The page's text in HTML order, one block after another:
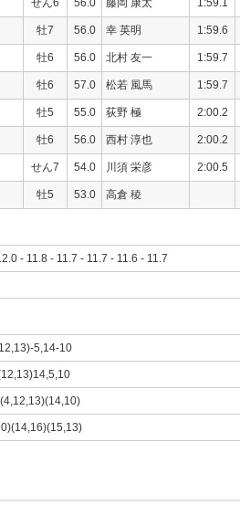
せん6 56.0 藤岡 康太 1:59.1
牡7 56.0 幸 英明 1:59.6
牡6 56.0 北村 友一 1:59.7
牡6 57.0 松若 風馬 1:59.7
牡5 55.0 荻野 極 2:00.2
牡6 56.0 西村 淳也 2:00.2
せん7 54.0 川須 栄彦 2:00.5
牡5 53.0 高倉 稜
- 11.8 - 11.7 - 11.7 - 11.6 - 11.7
5,14-10